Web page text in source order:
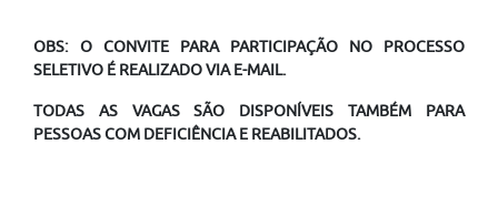
OBS: O CONVITE PARA PARTICIPAÇÃO NO PROCESSO
SELETIVO É REALIZADO VIA E-MAIL.
TODAS AS VAGAS SÃO DISPONÍVEIS TAMBÉM PARA
PESSOAS COM DEFICIÊNCIA E REABILITADOS.